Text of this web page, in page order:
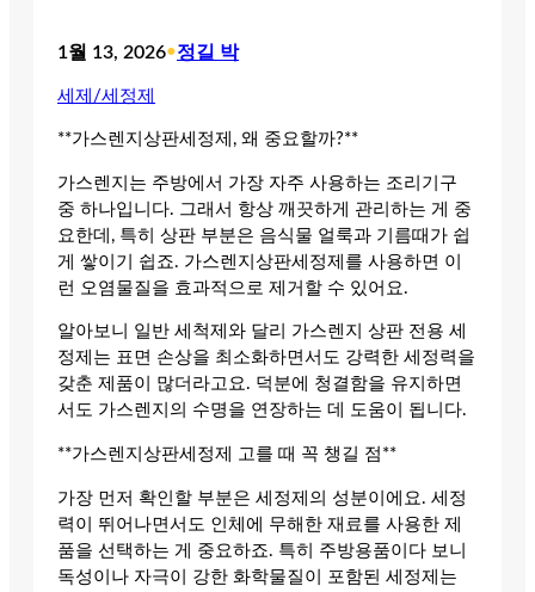
1월 13, 2026•정길 박
세제/세정제
**가스렌지상판세정제, 왜 중요할까?**
가스렌지는 주방에서 가장 자주 사용하는 조리기구
중 하나입니다. 그래서 항상 깨끗하게 관리하는 게 중
요한데, 특히 상판 부분은 음식물 얼룩과 기름때가 쉽
게 쌓이기 쉽죠. 가스렌지상판세정제를 사용하면 이
런 오염물질을 효과적으로 제거할 수 있어요.
알아보니 일반 세척제와 달리 가스렌지 상판 전용 세
정제는 표면 손상을 최소화하면서도 강력한 세정력을
갖춘 제품이 많더라고요. 덕분에 청결함을 유지하면
서도 가스렌지의 수명을 연장하는 데 도움이 됩니다.
**가스렌지상판세정제 고를 때 꼭 챙길 점**
가장 먼저 확인할 부분은 세정제의 성분이에요. 세정
력이 뛰어나면서도 인체에 무해한 재료를 사용한 제
품을 선택하는 게 중요하죠. 특히 주방용품이다 보니
독성이나 자극이 강한 화학물질이 포함된 세정제는